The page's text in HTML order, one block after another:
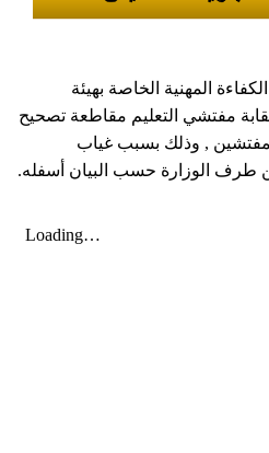
المهنية الخاصة بهيئة
2018, أعلنت نقابة مفتشي التعليم مقاطعة تصحيح
, وذلك بسبب غياب
طرف الوزارة حسب البيان أسفله.